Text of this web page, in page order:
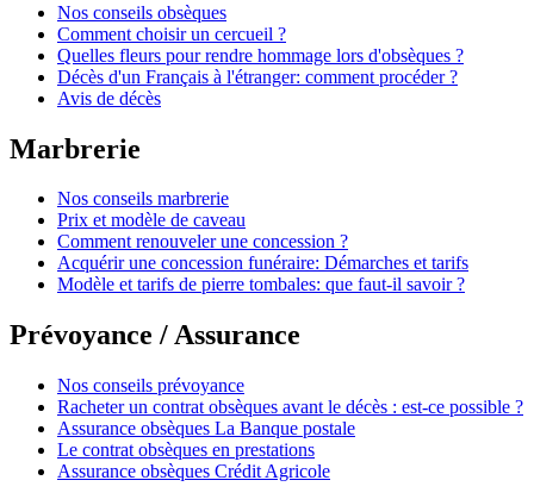
Nos conseils obsèques
Comment choisir un cercueil ?
Quelles fleurs pour rendre hommage lors d'obsèques ?
Décès d'un Français à l'étranger: comment procéder ?
Avis de décès
Marbrerie
Nos conseils marbrerie
Prix et modèle de caveau
Comment renouveler une concession ?
Acquérir une concession funéraire: Démarches et tarifs
Modèle et tarifs de pierre tombales: que faut-il savoir ?
Prévoyance / Assurance
Nos conseils prévoyance
Racheter un contrat obsèques avant le décès : est-ce possible ?
Assurance obsèques La Banque postale
Le contrat obsèques en prestations
Assurance obsèques Crédit Agricole